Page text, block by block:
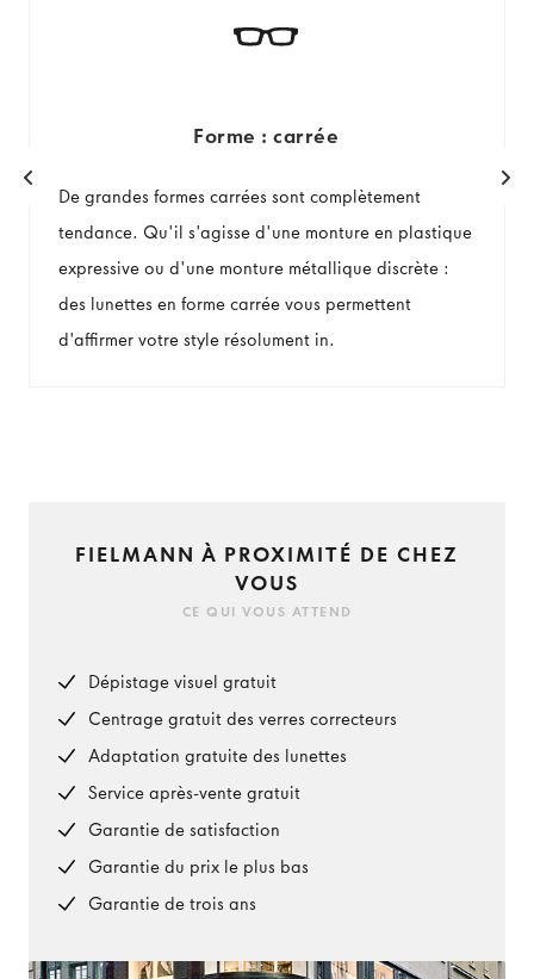
Forme : carrée
De grandes formes carrées sont complètement
tendance. Qu'il s'agisse d'une monture en plastique
expressive ou d'une monture métallique discrète :
des lunettes en forme carrée vous permettent
d'affirmer votre style résolument in.
FIELMANN À PROXIMITÉ DE CHEZ
VOUS
CE QUI VOUS ATTEND
Dépistage visuel gratuit
Centrage gratuit des verres correcteurs
Adaptation gratuite des lunettes
Service après-vente gratuit
Garantie de satisfaction
Garantie du prix le plus bas
Garantie de trois ans